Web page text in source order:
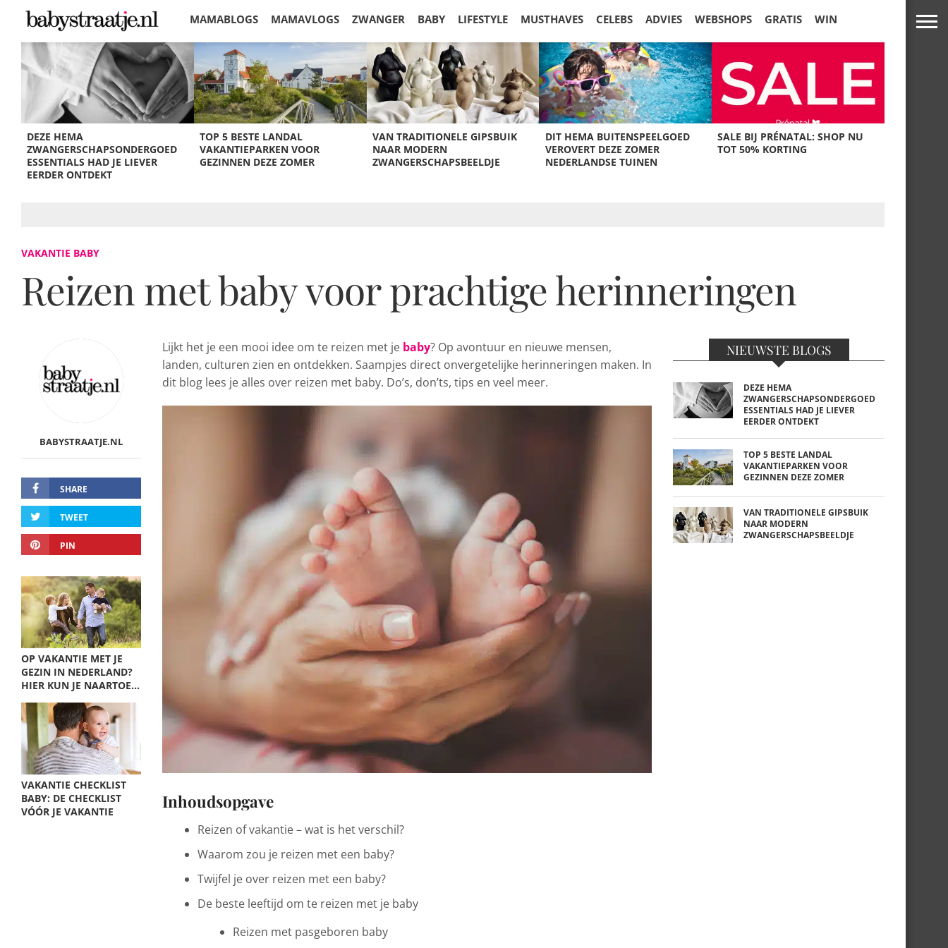
MAMABLOGS MAMAVLOGS ZWANGER BABY LIFESTYLE MUSTHAVES CELEBS ADVIES WEBSHOPS GRATIS WIN
KORTINGEN
DEZE HEMA
ZWANGERSCHAPSONDERGOED
ESSENTIALS HAD JE LIEVER
EERDER ONTDEKT
TOP 5 BESTE LANDAL
VAKANTIEPARKEN VOOR
GEZINNEN DEZE ZOMER
VAN TRADITIONELE GIPSBUIK
NAAR MODERN
ZWANGERSCHAPSBEELDJE
DIT HEMA BUITENSPEELGOED
VEROVERT DEZE ZOMER
NEDERLANDSE TUINEN
SALE BIJ PRÉNATAL: SHOP NU
TOT 50% KORTING
VAKANTIE BABY
Reizen met baby voor prachtige herinneringen
BABYSTRAATJE.NL
SHARE
TWEET
PIN
OP VAKANTIE MET JE
GEZIN IN NEDERLAND?
HIER KUN JE NAARTOE…
VAKANTIE CHECKLIST
BABY: DE CHECKLIST
VÓÓR JE VAKANTIE
Lijkt het je een mooi idee om te reizen met je baby? Op avontuur en nieuwe mensen,
landen, culturen zien en ontdekken. Saampjes direct onvergetelijke herinneringen maken. In
dit blog lees je alles over reizen met baby. Do’s, don’ts, tips en veel meer.
Inhoudsopgave
Reizen of vakantie – wat is het verschil?
Waarom zou je reizen met een baby?
Twijfel je over reizen met een baby?
De beste leeftijd om te reizen met je baby
Reizen met pasgeboren baby
NIEUWSTE BLOGS
DEZE HEMA
ZWANGERSCHAPSONDERGOED
ESSENTIALS HAD JE LIEVER
EERDER ONTDEKT
TOP 5 BESTE LANDAL
VAKANTIEPARKEN VOOR
GEZINNEN DEZE ZOMER
VAN TRADITIONELE GIPSBUIK
NAAR MODERN
ZWANGERSCHAPSBEELDJE